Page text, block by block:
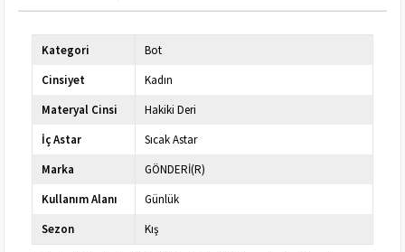
Kategori
Bot
Cinsiyet
Kadın
Materyal Cinsi
Hakiki Deri
İç Astar
Sıcak Astar
Marka
GÖNDERİ(R)
Kullanım Alanı
Günlük
Sezon
Kış